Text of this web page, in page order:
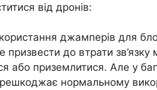
від дронів:
джамперів для
до втрати
або приземлитися. Але у
нормальному